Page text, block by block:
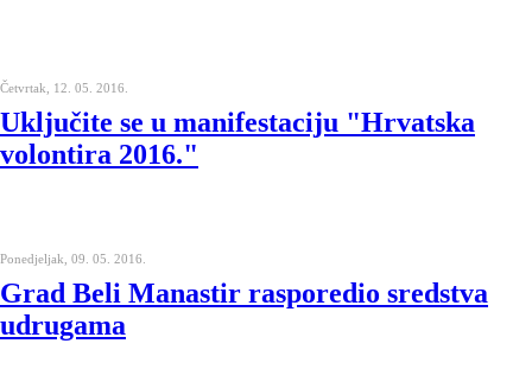
Četvrtak, 12. 05. 2016.
Uključite se u manifestaciju "Hrvatska
volontira 2016."
Ponedjeljak, 09. 05. 2016.
Grad Beli Manastir rasporedio sredstva
udrugama